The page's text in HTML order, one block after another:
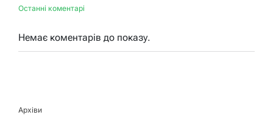
Останні коментарі
Немає коментарів до показу.
Архіви